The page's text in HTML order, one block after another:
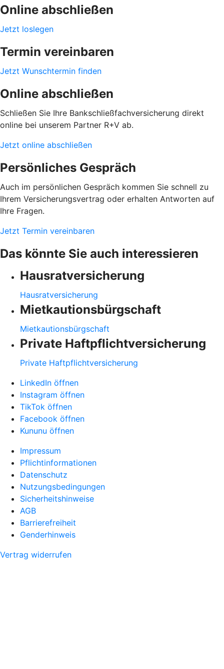
Online abschließen
Jetzt loslegen
Termin vereinbaren
Jetzt Wunschtermin finden
Online abschließen
Schließen Sie Ihre Bankschließfachversicherung direkt
online bei unserem Partner R+V ab.
Jetzt online abschließen
Persönliches Gespräch
Auch im persönlichen Gespräch kommen Sie schnell zu
Ihrem Versicherungsvertrag oder erhalten Antworten auf
Ihre Fragen.
Jetzt Termin vereinbaren
Das könnte Sie auch interessieren
Hausratversicherung
Hausratversicherung
Mietkautionsbürgschaft
Mietkautionsbürgschaft
Private Haftpflichtversicherung
Private Haftpflichtversicherung
LinkedIn öffnen
Instagram öffnen
TikTok öffnen
Facebook öffnen
Kununu öffnen
Impressum
Pflichtinformationen
Datenschutz
Nutzungsbedingungen
Sicherheitshinweise
AGB
Barrierefreiheit
Genderhinweis
Vertrag widerrufen